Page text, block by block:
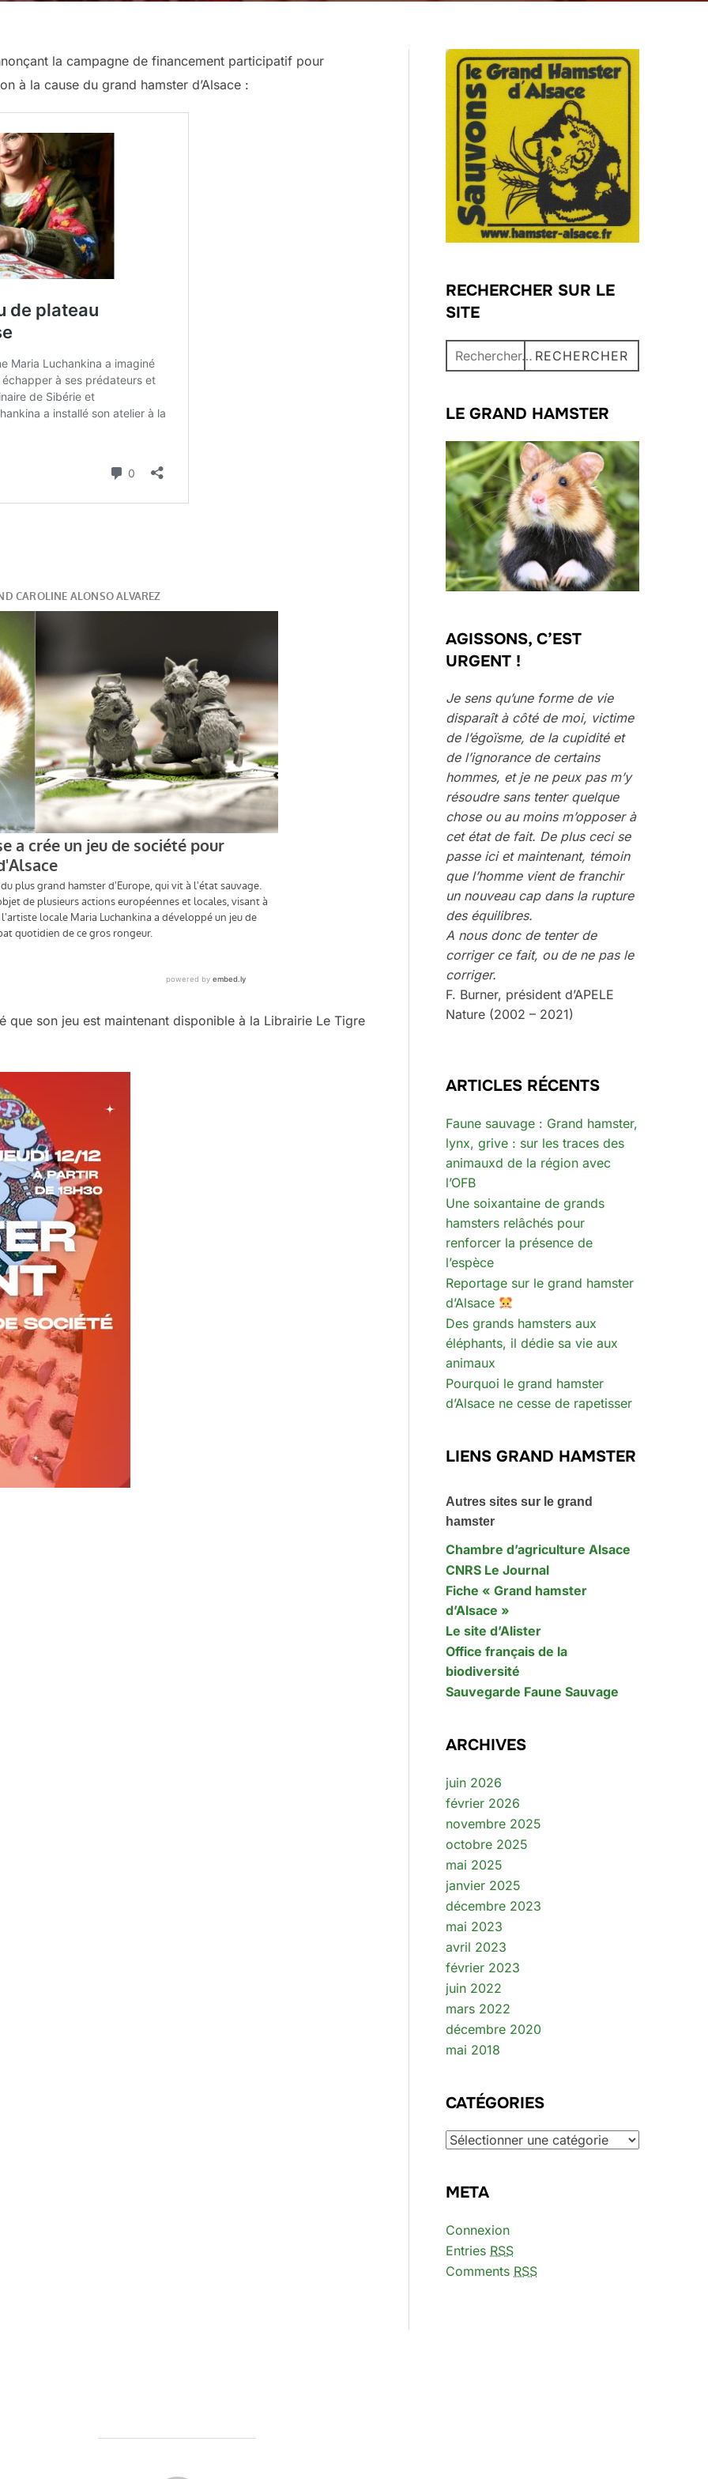
la campagne de financement participatif pour
à la cause du grand hamster d’Alsace :
que son jeu est maintenant disponible à la Librairie Le Tigre
RECHERCHER SUR LE
SITE
Recherche
pour :
RECHERCHER
LE GRAND HAMSTER
AGISSONS, C’EST
URGENT !
Je sens qu’une forme de vie
disparaît à côté de moi, victime
de l’égoïsme, de la cupidité et
de l’ignorance de certains
hommes, et je ne peux pas m’y
résoudre sans tenter quelque
chose ou au moins m’opposer à
cet état de fait. De plus ceci se
passe ici et maintenant, témoin
que l’homme vient de franchir
un nouveau cap dans la rupture
des équilibres.
A nous donc de tenter de
corriger ce fait, ou de ne pas le
corriger.
F. Burner, président d’APELE
Nature (2002 – 2021)
ARTICLES RÉCENTS
Faune sauvage : Grand hamster,
lynx, grive : sur les traces des
animauxd de la région avec
l’OFB
Une soixantaine de grands
hamsters relâchés pour
renforcer la présence de
l’espèce
Reportage sur le grand hamster
d’Alsace
Des grands hamsters aux
éléphants, il dédie sa vie aux
animaux
Pourquoi le grand hamster
d’Alsace ne cesse de rapetisser
LIENS GRAND HAMSTER
Autres sites sur le grand
hamster
Chambre d’agriculture Alsace
CNRS Le Journal
Fiche « Grand hamster
d’Alsace »
Le site d’Alister
Office français de la
biodiversité
Sauvegarde Faune Sauvage
ARCHIVES
juin 2026
février 2026
novembre 2025
octobre 2025
mai 2025
janvier 2025
décembre 2023
mai 2023
avril 2023
février 2023
juin 2022
mars 2022
décembre 2020
mai 2018
CATÉGORIES
Catégories
META
Connexion
Entries RSS
Comments RSS